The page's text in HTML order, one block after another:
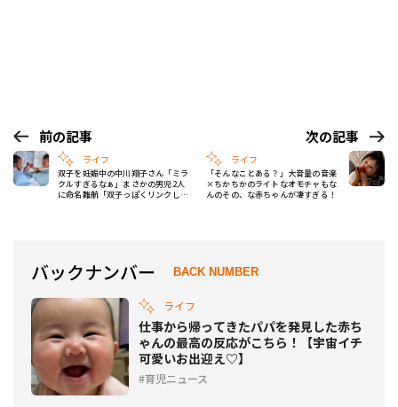
前の記事
ライフ
双子を妊娠中の中川翔子さん「ミラ
クルすぎるなぁ」まさかの男児2人
に命名難航「双子っぽくリンクした
次の記事
ライフ
「そんなことある？」大音量の音楽
×ちかちかのライトなオモチャもな
んのその、な赤ちゃんが凄すぎる！
バックナンバー BACK NUMBER
ライフ
仕事から帰ってきたパパを発見した赤ち
ゃんの最高の反応がこちら！【宇宙イチ
可愛いお出迎え♡】
育児ニュース